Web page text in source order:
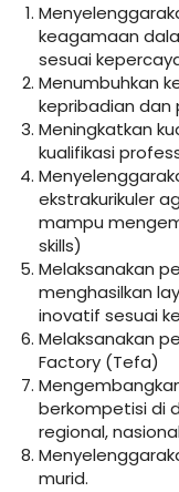
keagamaan
sesuai
Menumbuhkan
kepribadian dan
Meningkatkan
kualifikasi
ekstrakurikuler
mampu
skills)
Melaksanakan
menghasilkan
inovatif sesuai
Melaksanakan
Factory (Tefa)
berkompetisi di
regional,
murid.